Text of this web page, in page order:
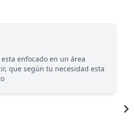
enfocado en un área
que según tu necesidad esta